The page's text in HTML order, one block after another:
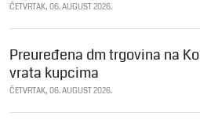
ČETVRTAK, 06. AUGUST 2026.
Preuređena dm trgovina na
vrata kupcima
ČETVRTAK, 06. AUGUST 2026.